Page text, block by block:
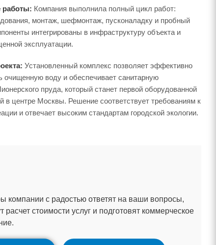
Компания выполнила полный цикл работ:
монтаж, шефмонтаж, пусконаладку и пробный
интегрированы в инфраструктуру объекта и
эксплуатации.
Установленный комплекс позволяет эффективно
очищенную воду и обеспечивает санитарную
пруда, который станет первой оборудованной
в центре Москвы. Решение соответствует требованиям к
и отвечает высоким стандартам городской экологии.
компании с радостью ответят на ваши вопросы,
расчет стоимости услуг и подготовят коммерческое